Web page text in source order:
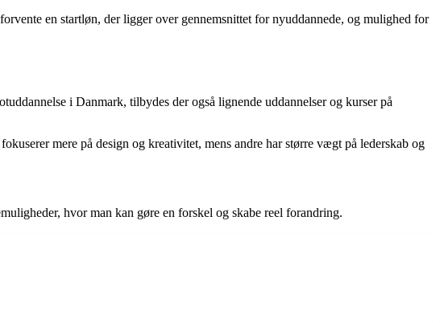
en startløn, der ligger over gennemsnittet for nyuddannede, og mulighed for
i Danmark, tilbydes der også lignende uddannelser og kurser på
mere på design og kreativitet, mens andre har større vægt på lederskab og
hvor man kan gøre en forskel og skabe reel forandring.